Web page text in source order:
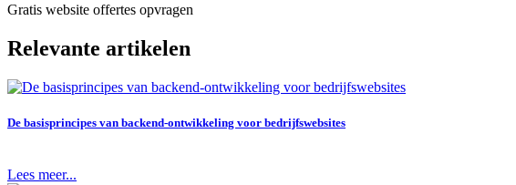
Gratis website offertes opvragen
Relevante artikelen
De basisprincipes van backend-ontwikkeling voor bedrijfswebsites
Lees meer...